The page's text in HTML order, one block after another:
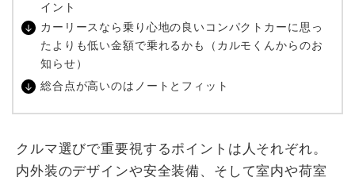
イント
カーリースなら乗り心地の良いコンパクトカーに思っ
たよりも低い金額で乗れるかも（カルモくんからのお
知らせ）
総合点が高いのはノートとフィット
クルマ選びで重要視するポイントは人それぞれ。
内外装のデザインや安全装備、そして室内や荷室